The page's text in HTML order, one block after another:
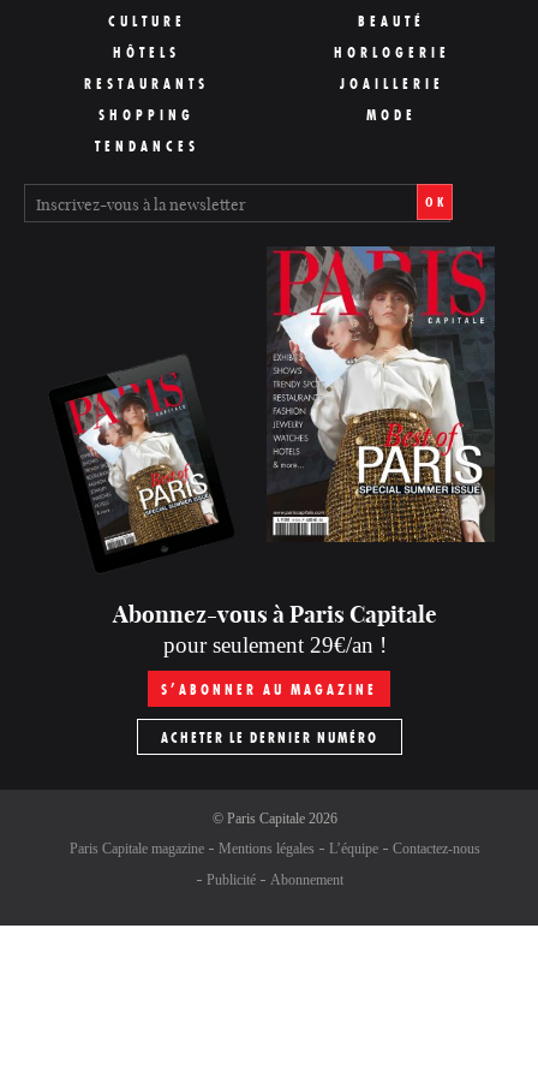
CULTURE
HÔTELS
RESTAURANTS
SHOPPING
TENDANCES
BEAUTÉ
HORLOGERIE
JOAILLERIE
MODE
OK
Abonnez-vous à Paris Capitale
pour seulement 29€/an !
S’ABONNER AU MAGAZINE
ACHETER LE DERNIER NUMÉRO
© Paris Capitale2026
Paris Capitale magazine
Mentions légales L’équipe
Contactez-nous
Publicité
Abonnement